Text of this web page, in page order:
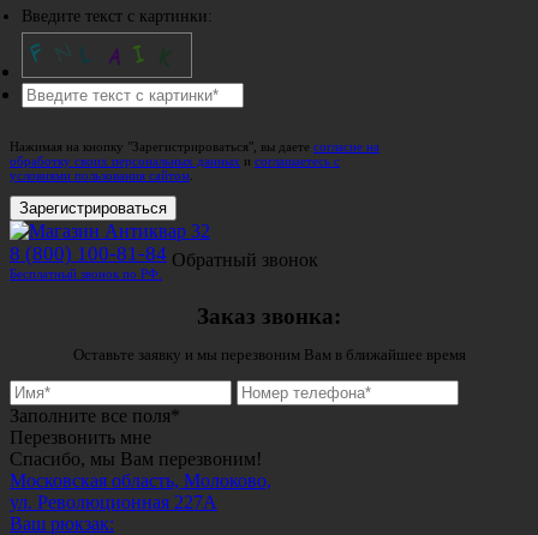
Введите текст с картинки:
Нажимая на кнопку "Зарегистрироваться", вы даете согласие на
обработку своих персональных данных и соглашаетесь с
условиями пользования сайтом
Зарегистрироваться
8 (800) 100-81-84
Бесплатный звонок по РФ.
Обратный звонок
Заказ звонка:
Оставьте заявку и мы перезвоним Вам в ближайшее время
Заполните все поля*
Перезвонить мне
Спасибо, мы Вам перезвоним!
Московская область, Молоково,
ул. Революционная 227А
Ваш рюкзак: